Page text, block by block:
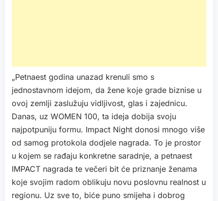
„Petnaest godina unazad krenuli smo s
jednostavnom idejom, da žene koje grade biznise u
ovoj zemlji zaslužuju vidljivost, glas i zajednicu.
Danas, uz WOMEN 100, ta ideja dobija svoju
najpotpuniju formu. Impact Night donosi mnogo više
od samog protokola dodjele nagrada. To je prostor
u kojem se rađaju konkretne saradnje, a petnaest
IMPACT nagrada te večeri bit će priznanje ženama
koje svojim radom oblikuju novu poslovnu realnost u
regionu. Uz sve to, biće puno smijeha i dobrog